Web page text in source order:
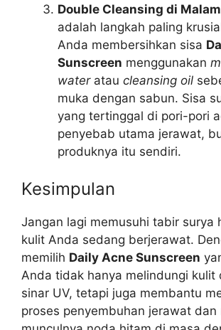
Double Cleansing di
adalah langkah paling
Anda membersihkan sisa
Sunscreen menggunakan
wateratau cleansing oil
muka dengan sabun. Sisa
yang tertinggal di pori-pori
penyebab utama jerawat,
produknya itu sendiri.
Kesimpulan
Jangan lagi memusuhi tabir surya
kulit Anda sedang berjerawat.
memilih Daily Acne Sunscreen
Anda tidak hanya melindungi kulit
sinar UV, tetapi juga membantu
proses penyembuhan jerawat dan